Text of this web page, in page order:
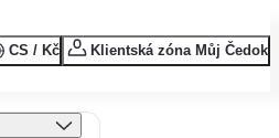
CS / Kč Klientská zóna Můj Čedok